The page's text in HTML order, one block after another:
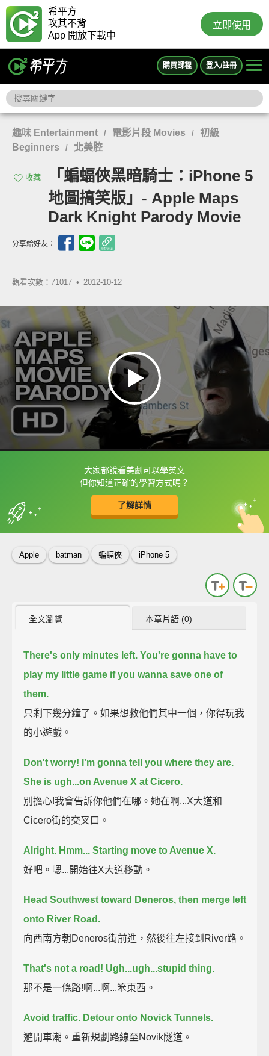
希平方
攻其不背
App 開放下載中
立即使用
購買課程 登入/註冊
趣味 Entertainment / 電影片段 Movies /
初級
Beginners
/ 北美腔
收藏
「蝙蝠俠黑暗騎士：iPhone 5
地圖搞笑版」- Apple Maps
Dark Knight Parody Movie
分享給好友：
觀看次數：71017 • 2012-10-12
大家都說看美劇可以學英文
但你知道正確的學習方式嗎？
了解詳情
框選或點兩下字幕可以直接查字典喔！
收錄佳句 中
英
Apple batman 蝙蝠俠 iPhone 5
全文瀏覽 本章片語 (0)
There's only minutes left. You're gonna have to
play my little game if you wanna save one of
them.
只剩下幾分鐘了。如果想救他們其中一個，你得玩我
的小遊戲。
Don't worry! I'm gonna tell you where they are.
She is ugh...on Avenue X at Cicero.
別擔心!我會告訴你他們在哪。她在啊...X大道和
Cicero街的交叉口。
Alright. Hmm... Starting move to Avenue X.
好吧。嗯...開始往X大道移動。
Head Southwest toward Deneros, then merge left
onto River Road.
向西南方朝Deneros街前進，然後往左接到River路。
That's not a road! Ugh...ugh...stupid thing.
那不是一條路!啊...啊...笨東西。
Avoid traffic. Detour onto Novick Tunnels.
避開車潮。重新規劃路線至Novik隧道。